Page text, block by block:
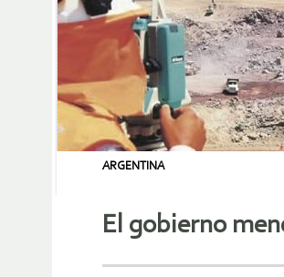
ARGENTINA
El gobierno